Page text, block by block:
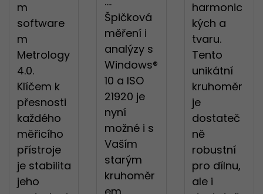
m
software
m
Metrology
4.0.
Klíčem k
přesnosti
každého
měřicího
přístroje
je stabilita
jeho
Špičková
měření i
analýzy s
Windows®
10 a ISO
21920 je
nyní
možné i s
Vaším
starým
kruhoměr
harmonic
kých a
tvaru.
Tento
unikátní
kruhoměr
je
dostateč
ně
robustní
pro dílnu,
ale i